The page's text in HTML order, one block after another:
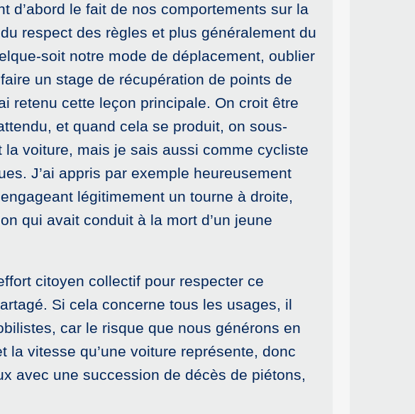
d’abord le fait de nos comportements sur la
respect des règles et plus généralement du
soit notre mode de déplacement, oublier
un stage de récupération de points de
retenu cette leçon principale. On croit être
et quand cela se produit, on sous-
voiture, mais je sais aussi comme cycliste
J’ai appris par exemple heureusement
légitimement un tourne à droite,
qui avait conduit à la mort d’un jeune
citoyen collectif pour respecter ce
Si cela concerne tous les usages, il
car le risque que nous générons en
vitesse qu’une voiture représente, donc
avec une succession de décès de piétons,